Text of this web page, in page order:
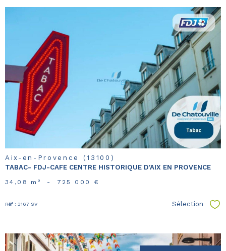
voir le
bien
Aix-en-Provence (13100)
TABAC- FDJ-CAFE CENTRE HISTORIQUE D'AIX EN PROVENCE
34,08 m² - 725 000 €
Réf : 3167 SV Sélection